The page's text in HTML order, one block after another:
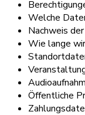
Welche
Nachweis
Wie lange
Öffentliche